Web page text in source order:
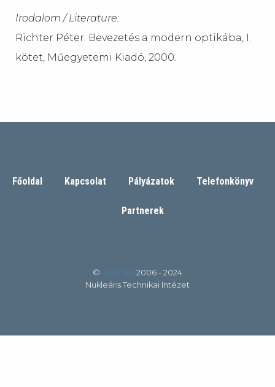
Irodalom / Literature:
Richter Péter: Bevezetés a modern optikába, I.
kötet, Műegyetemi Kiadó, 2000.
Főoldal Kapcsolat Pályázatok Telefonkönyv
Partnerek
© BME NTI 2006 - 2024
Nukleáris Technikai Intézet